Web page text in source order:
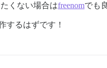
くない場合はfreenomでも
するはずです！